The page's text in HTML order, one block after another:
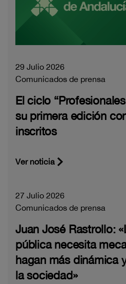
29 Julio 2026
Comunicados de prensa
El ciclo
su primera edición
inscritos
Ver noticia
27 Julio 2026
Comunicados de prensa
Juan José Rastrollo:
pública necesita
hagan más dinámica
la sociedad»